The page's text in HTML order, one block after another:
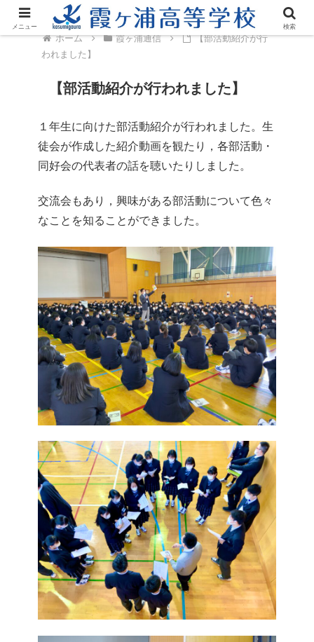
ホーム 霞ヶ浦通信
【部活動紹介が行
われました】
【部活動紹介が行われました】
１年生に向けた部活動紹介が行われました。生
徒会が作成した紹介動画を観たり，各部活動・
同好会の代表者の話を聴いたりしました。
交流会もあり，興味がある部活動について色々
なことを知ることができました。
メニュー 検索